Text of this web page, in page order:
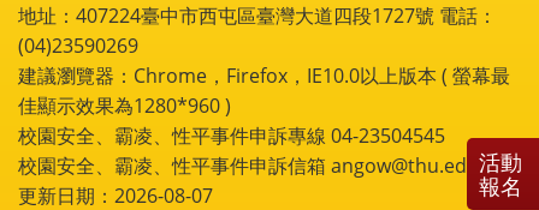
地址：407224臺中市西屯區臺灣大道四段1727號 電話：
(04)23590269
建議瀏覽器：Chrome，Firefox，IE10.0以上版本 ( 螢幕最
佳顯示效果為1280*960 )
校園安全、霸凌、性平事件申訴專線 04-23504545
校園安全、霸凌、性平事件申訴信箱 angow@thu.edu.tw
更新日期：2026-08-07
活動
報名